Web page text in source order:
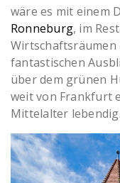
wäre es mit einem
Ronneburg, im
Wirtschaftsräumen
fantastischen
über dem grünen
weit von Frankfurt
Mittelalter lebendig.